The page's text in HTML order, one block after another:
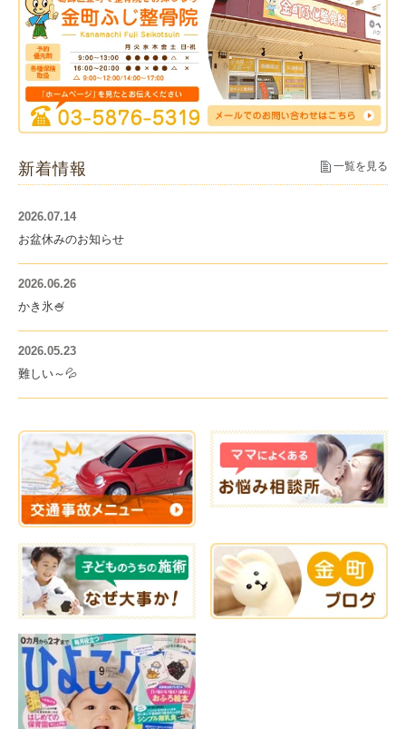
新着情報 一覧を見る
2026.07.14
お盆休みのお知らせ
2026.06.26
かき氷🍧
2026.05.23
難しい～💦